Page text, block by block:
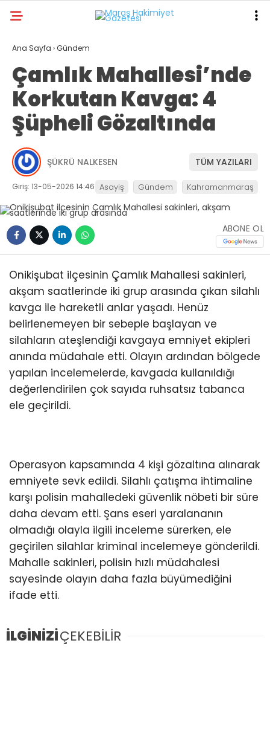
WhatsApp
İhbar Hattı
VİDEO YAZARLAR
ANA SAYFA
KAHRAMANMARAŞ
GÜNDEM
EKONOMI
SPOR
SAĞLIK
KÜLTÜR/SANAT
Ana Sayfa ›Gündem
Çamlık Mahallesi’nde
Korkutan Kavga: 4
Şüpheli Gözaltında
ŞÜKRÜ NALKESEN TÜM YAZILARI
Giriş: 13-05-2026 14:46 Asayiş Gündem Kahramanmaraş
ABONE OL
Onikişubat ilçesinin Çamlık Mahallesi sakinleri,
akşam saatlerinde iki grup arasında çıkan silahlı
kavga ile hareketli anlar yaşadı. Henüz
belirlenemeyen bir sebeple başlayan ve
silahların ateşlendiği kavgaya emniyet ekipleri
anında müdahale etti. Olayın ardından bölgede
yapılan incelemelerde, kavgada kullanıldığı
değerlendirilen çok sayıda ruhsatsız tabanca
ele geçirildi.
Operasyon kapsamında 4 kişi gözaltına alınarak
emniyete sevk edildi. Silahlı çatışma ihtimaline
karşı polisin mahalledeki güvenlik nöbeti bir süre
daha devam etti. Şans eseri yaralananın
olmadığı olayla ilgili inceleme sürerken, ele
geçirilen silahlar kriminal incelemeye gönderildi.
Mahalle sakinleri, polisin hızlı müdahalesi
sayesinde olayın daha fazla büyümediğini
ifade etti.
İLGİNİZİÇEKEBİLİR